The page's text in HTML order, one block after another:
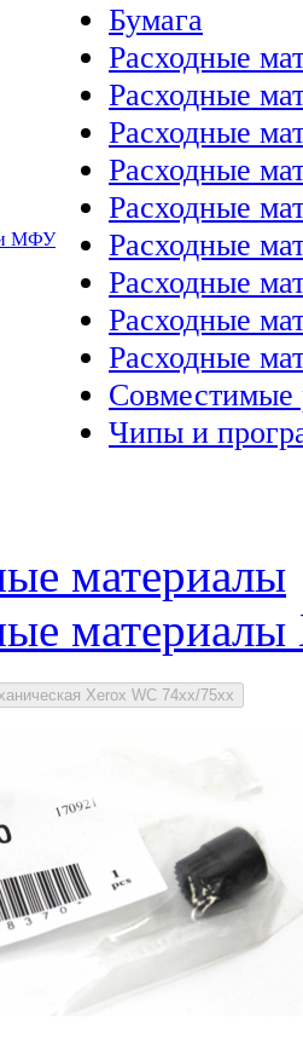
и МФУ
Бумага
Расходные
Расходные
Расходные
Расходные
Расходные
Расходные
Расходные
Расходные
Расходные
Совместимые
Чипы и
материалы
Xerox WC 74xx/75xx